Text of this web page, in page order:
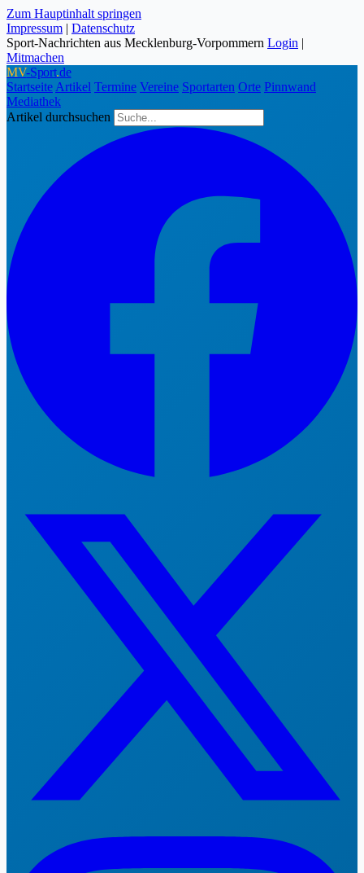
Zum Hauptinhalt springen
Impressum | Datenschutz
Sport-Nachrichten aus Mecklenburg-Vorpommern Login |
Mitmachen
MV-Sport.de
Startseite Artikel Termine Vereine Sportarten Orte Pinnwand
Mediathek
Artikel durchsuchen